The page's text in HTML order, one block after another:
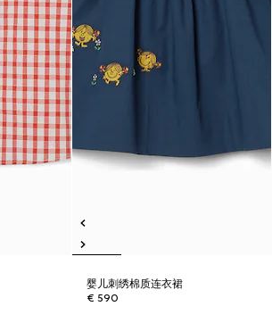
婴儿刺绣棉质连衣裙
€ 590